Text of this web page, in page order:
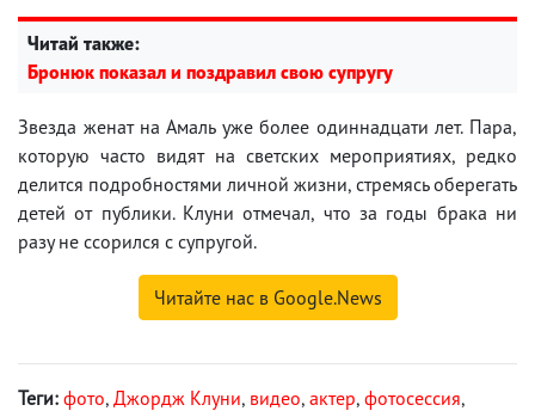
Читай также:
Бронюк показал и поздравил свою супругу
Звезда женат на Амаль уже более одиннадцати лет. Пара,
которую часто видят на светских мероприятиях, редко
делится подробностями личной жизни, стремясь оберегать
детей от публики. Клуни отмечал, что за годы брака ни
разу не ссорился с супругой.
Читайте нас в Google.News
Теги: фото, Джордж Клуни, видео, актер, фотосессия,